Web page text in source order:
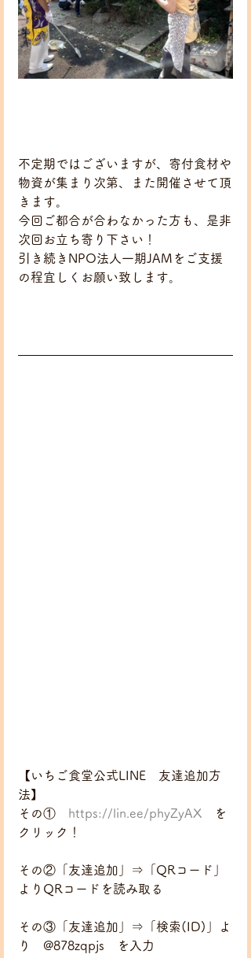
不定期ではございますが、寄付食材や
物資が集まり次第、また開催させて頂
きます。
今回ご都合が合わなかった方も、是非
次回お立ち寄り下さい！
引き続きNPO法人一期JAMをご支援
の程宜しくお願い致します。
【いちご食堂公式LINE　友達追加方
法】
その①
https://lin.ee/phyZyAX を
クリック！
その②「友達追加」⇒「QRコード」
よりQRコードを読み取る
その③「友達追加」⇒「検索(ID)」よ
り　@878zqpjs　を入力